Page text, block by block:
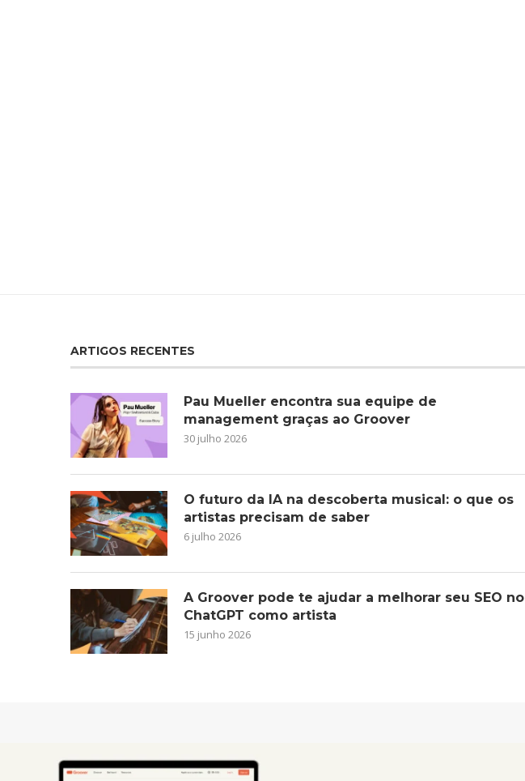
ARTIGOS RECENTES
Pau Mueller encontra sua equipe de
management graças ao Groover
30 julho 2026
O futuro da IA na descoberta musical: o que os
artistas precisam de saber
6 julho 2026
A Groover pode te ajudar a melhorar seu SEO no
ChatGPT como artista
15 junho 2026